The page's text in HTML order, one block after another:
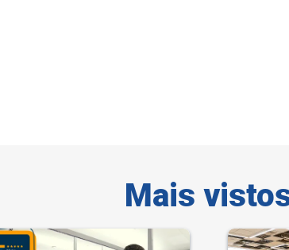
Mais